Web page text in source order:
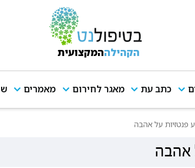
הקהילההמקצועית
כתב עת מאגר לחירום מאמרים
פנטזיות על אהבה
אהבה